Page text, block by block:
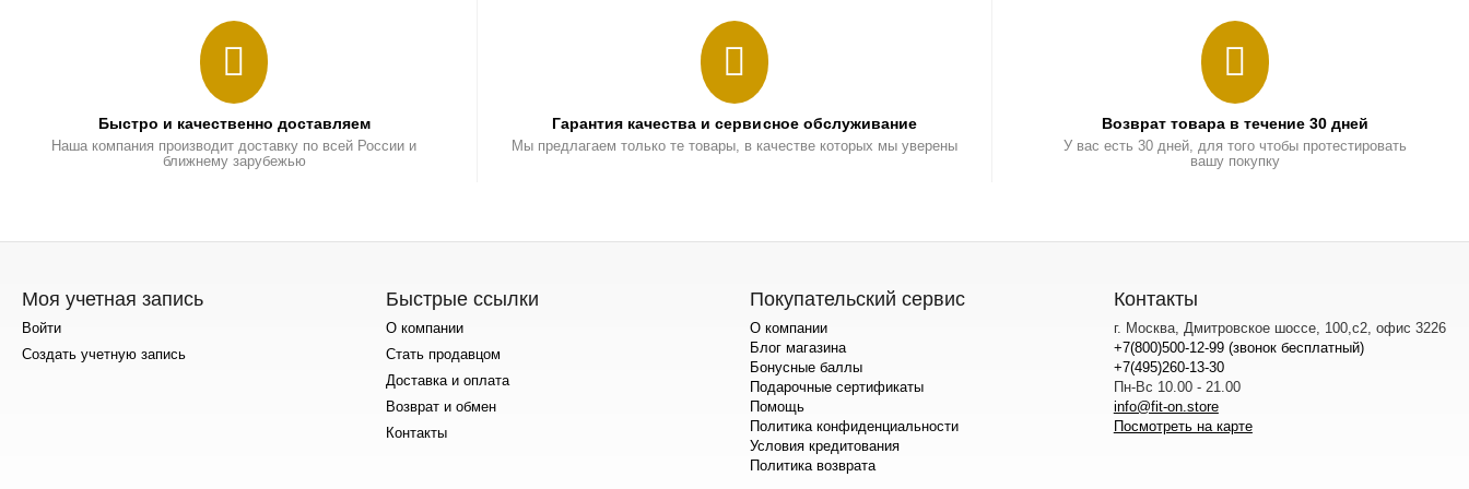
Быстро и качественно доставляем
Наша компания производит доставку по всей России и
ближнему зарубежью
Гарантия качества и сервисное обслуживание
Мы предлагаем только те товары, в качестве которых мы уверены
Возврат товара в течение 30 дней
У вас есть 30 дней, для того чтобы протестировать
вашу покупку
Моя учетная запись
Войти
Создать учетную запись
Быстрые ссылки
О компании
Стать продавцом
Доставка и оплата
Возврат и обмен
Контакты
Покупательский сервис
О компании
Блог магазина
Бонусные баллы
Подарочные сертификаты
Помощь
Политика конфиденциальности
Условия кредитования
Политика возврата
Контакты
г. Москва, Дмитровское шоссе, 100,с2, офис 3226
+7(800)500-12-99 (звонок бесплатный)
+7(495)260-13-30
Пн-Вс 10.00 - 21.00
info@fit-on.store
Посмотреть на карте